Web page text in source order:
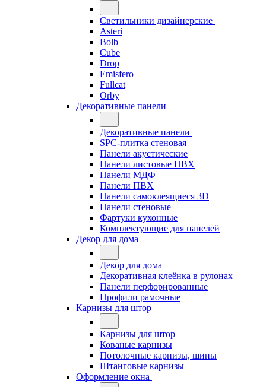
Светильники дизайнерские
Asteri
Bolb
Cube
Drop
Emisfero
Fullcat
Orby
Декоративные панели
Декоративные панели
SPC-плитка стеновая
Панели акустические
Панели листовые ПВХ
Панели МДФ
Панели ПВХ
Панели самоклеящиеся 3D
Панели стеновые
Фартуки кухонные
Комплектующие для панелей
Декор для дома
Декор для дома
Декоративная клеёнка в рулонах
Панели перфорированные
Профили рамочные
Карнизы для штор
Карнизы для штор
Кованые карнизы
Потолочные карнизы, шины
Штанговые карнизы
Оформление окна